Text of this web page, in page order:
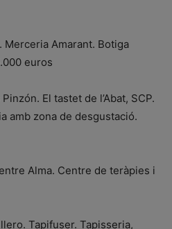
Amarant. Botiga
euros
El tastet de l’Abat, SCP.
amb zona de desgustació.
Alma. Centre de teràpies i
Tapifuser. Tapisseria,